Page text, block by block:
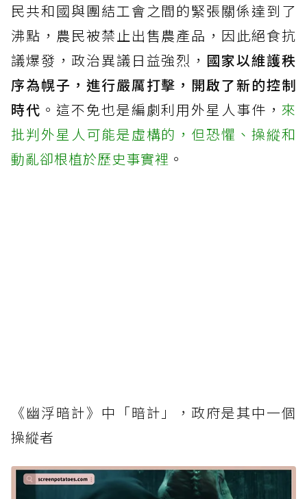
民共和國與團結工會之間的緊張關係達到了
沸點，農民被禁止出售農產品，因此絕食抗
議爆發，政治異議日益強烈， 國家以維護秩
序為幌子，進行嚴厲打擊，開啟了新的控制
時代 。這不免也是編劇利用外星人事件，來
批判外星人可能是虛構的，但恐懼、操縱和
動亂卻根植於歷史事實裡 。
《幽浮暗計》中「暗計」，政府是其中一個
操縱者